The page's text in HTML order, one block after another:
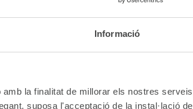
Informació
la finalitat de millorar els nostres serveis
suposa l'acceptació de la instal·lació de